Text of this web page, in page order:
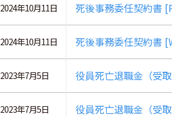
2024年10月11日 死後事務委任契約書
2024年10月11日 死後事務委任契約書
2023年7月5日 役員死亡退職金（受
2023年7月5日 役員死亡退職金（受